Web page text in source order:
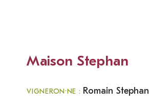
Maison Stephan
VIGNERON·NE : Romain Stephan